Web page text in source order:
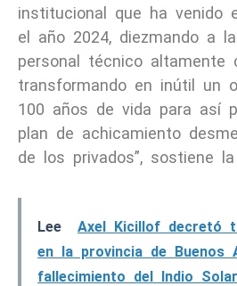
institucional que ha venido
el año 2024, diezmando a
personal técnico altamente
transformando en inútil un
100 años de vida para así
plan de achicamiento
de los privados”, sostiene
Lee
Axel Kicillof decretó
en la provincia de Buenos
fallecimiento del Indio